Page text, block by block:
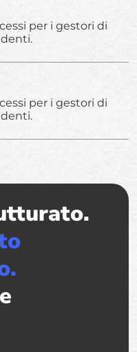
per i gestori di
per i gestori di